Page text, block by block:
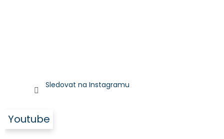
Sledovat na Instagramu
Youtube